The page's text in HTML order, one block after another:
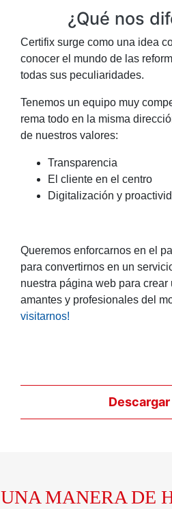
¿Qué nos
Certifix surge como una idea
conocer el mundo de las
todas sus peculiaridades.
Tenemos un equipo muy
rema todo en la misma
de nuestros valores:
Transparencia
El cliente en el centro
Digitalización y
Queremos enforcarnos en el
para convertirnos en un
nuestra página web para
amantes y profesionales del
visitarnos!
Descargar
UNA MANERA DE